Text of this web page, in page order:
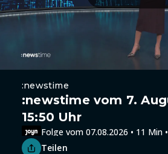
:newstime
:newstime vom 7.
15:50 Uhr
Folge vom 07.08.2026 • 11 Min
Teilen